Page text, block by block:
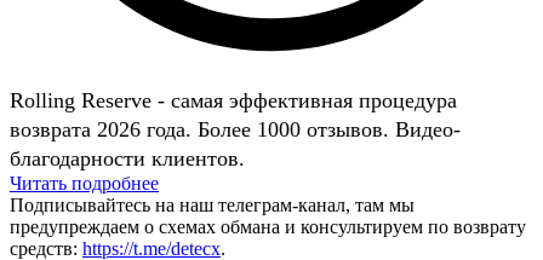
Rolling Reserve - самая эффективная процедура
возврата 2026 года. Более 1000 отзывов. Видео-
благодарности клиентов.
Читать подробнее
Подписывайтесь на наш телеграм-канал, там мы
предупреждаем о схемах обмана и консультируем по возврату
средств: https://t.me/detecx.